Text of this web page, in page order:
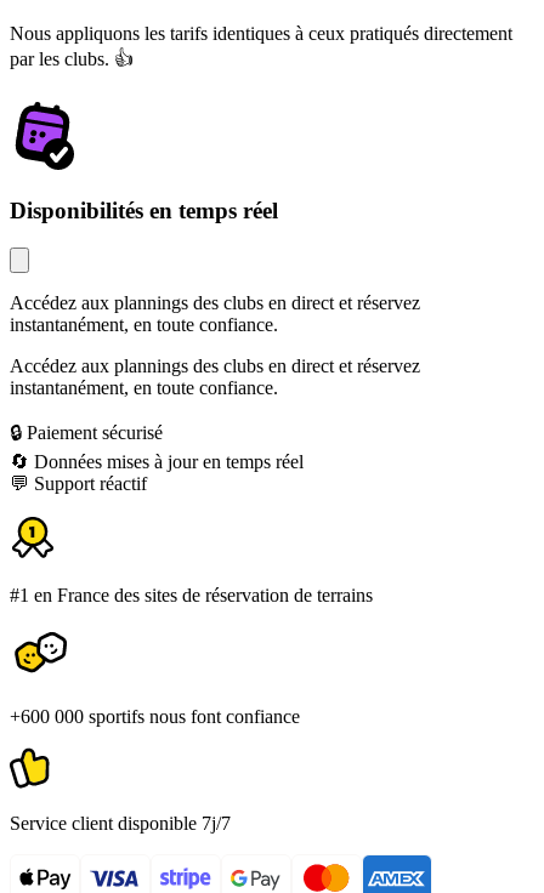
Nous appliquons les tarifs identiques à ceux pratiqués directement
par les clubs. 👍
Disponibilités en temps réel
Accédez aux plannings des clubs en direct et réservez
instantanément, en toute confiance.
Accédez aux plannings des clubs en direct et réservez
instantanément, en toute confiance.
🔒 Paiement sécurisé
🔄 Données mises à jour en temps réel
💬 Support réactif
#1 en France des sites de réservation de terrains
+600 000 sportifs nous font confiance
Service client disponible 7j/7